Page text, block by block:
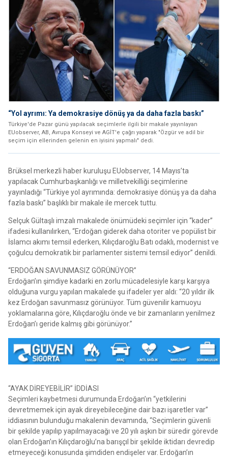
“Yol ayrımı: Ya demokrasiye dönüş ya da daha fazla baskı”
Türkiye'de Pazar günü yapılacak seçimlerle ilgili bir makale yayınlayan
EUobserver, AB, Avrupa Konseyi ve AGİT'e çağrı yaparak "Özgür ve adil bir
seçim için ellerinden gelenin en iyisini yapmalı" dedi.
Brüksel merkezli haber kuruluşu EUobserver, 14 Mayıs’ta
yapılacak Cumhurbaşkanlığı ve milletvekilliği seçimlerine
yayınladığı “Türkiye yol ayrımında: demokrasiye dönüş ya da daha
fazla baskı” başlıklı bir makale ile mercek tuttu.
Selçuk Gültaşlı imzalı makalede önümüdeki seçimler için “kader”
ifadesi kullanılırken, “Erdoğan giderek daha otoriter ve popülist bir
İslamcı akımı temsil ederken, Kılıçdaroğlu Batı odaklı, modernist ve
çoğulcu demokratik bir parlamenter sistemi temsil ediyor” denildi.
“ERDOĞAN SAVUNMASIZ GÖRÜNÜYOR”
Erdoğan’ın şimdiye kadarki en zorlu mücadelesiyle karşı karşıya
olduğuna vurgu yapılan makalede şu ifadeler yer aldı: “20 yıldır ilk
kez Erdoğan savunmasız görünüyor. Tüm güvenilir kamuoyu
yoklamalarına göre, Kılıçdaroğlu önde ve bir zamanların yenilmez
Erdoğan’ı geride kalmış gibi görünüyor.”
“AYAK DİREYEBİLİR” İDDİASI
Seçimleri kaybetmesi durumunda Erdoğan’ın “yetkilerini
devretmemek için ayak direyebileceğine dair bazı işaretler var”
iddiasının bulunduğu makalenin devamında, “Seçimlerin güvenli
bir şekilde yapılıp yapılmayacağı ve 20 yılı aşkın bir süredir görevde
olan Erdoğan’ın Kılıçdaroğlu’na barışçıl bir şekilde iktidarı devredip
etmeyeceği konusunda şimdiden endişeler var. Erdoğan’ın